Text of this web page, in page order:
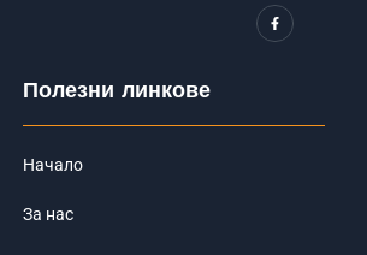
F
a
c
f
Полезни линкове
Начало
За нас